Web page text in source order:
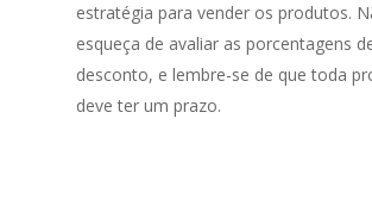
estratégia para vender os produtos.
esqueça de avaliar as porcentagens
desconto, e lembre-se de que toda
deve ter um prazo.